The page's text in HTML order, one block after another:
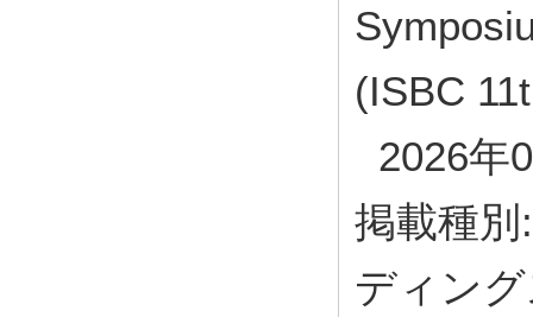
(ISBC
2026年
掲載種
ディン